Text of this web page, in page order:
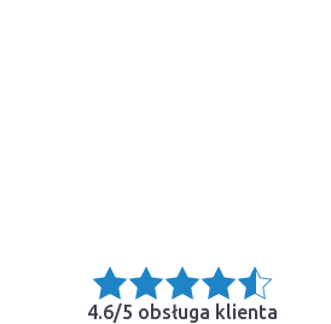
4.6/5 obsługa klienta